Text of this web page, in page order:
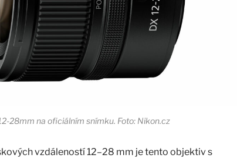
28mm na oficiálním snímku. Foto: Nikon.cz
vzdáleností 12–28 mm je tento objektiv s